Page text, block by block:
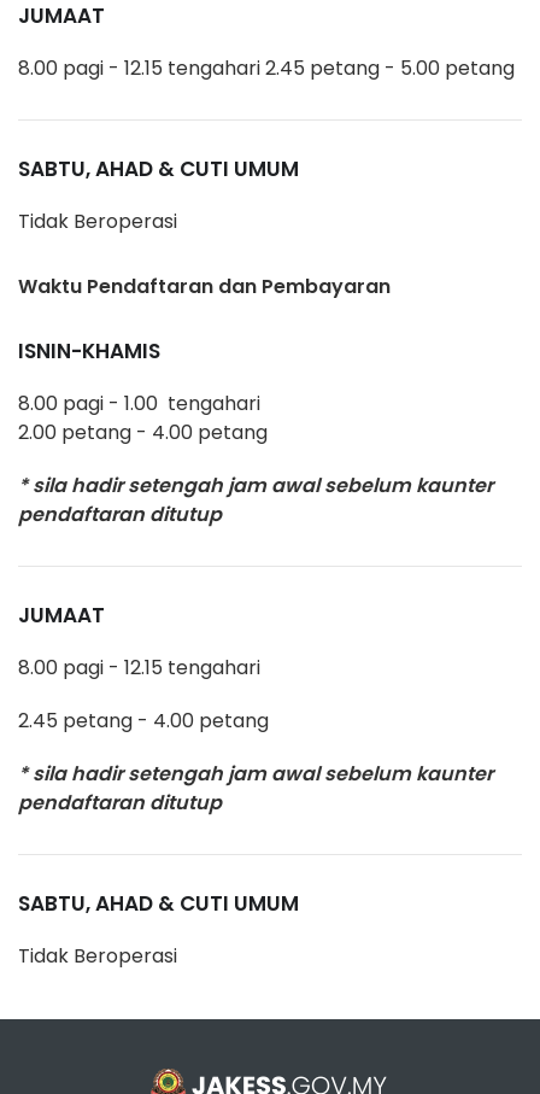
JUMAAT
8.00 pagi - 12.15 tengahari 2.45 petang - 5.00 petang
SABTU, AHAD & CUTI UMUM
Tidak Beroperasi
Waktu Pendaftaran dan Pembayaran
ISNIN-KHAMIS
8.00 pagi - 1.00 tengahari
2.00 petang - 4.00 petang
* sila hadir setengah jam awal sebelum kaunter
pendaftaran ditutup
JUMAAT
8.00 pagi - 12.15 tengahari
2.45 petang - 4.00 petang
* sila hadir setengah jam awal sebelum kaunter
pendaftaran ditutup
SABTU, AHAD & CUTI UMUM
Tidak Beroperasi